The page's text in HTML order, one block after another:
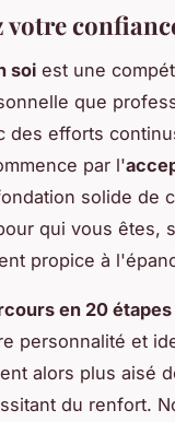
soi est une
que
des efforts
par l'
solide de
qui vous êtes,
propice à
en 20 étapes
personnalité et
alors plus aisé
du renfort.